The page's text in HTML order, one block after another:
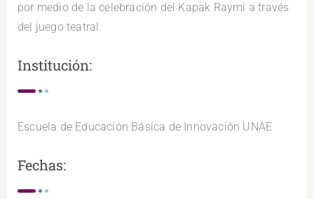
por medio de la celebración del Kapak Raymi a través
del juego teatral.
Institución:
Escuela de Educación Básica de Innovación UNAE
Fechas: